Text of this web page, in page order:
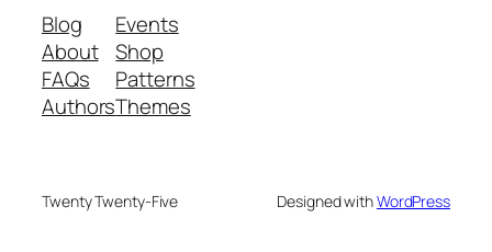
Blog
About
FAQs
Authors
Events
Shop
Patterns
Themes
Twenty Twenty-Five Designed withWordPress